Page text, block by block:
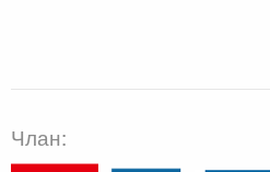
Члан: